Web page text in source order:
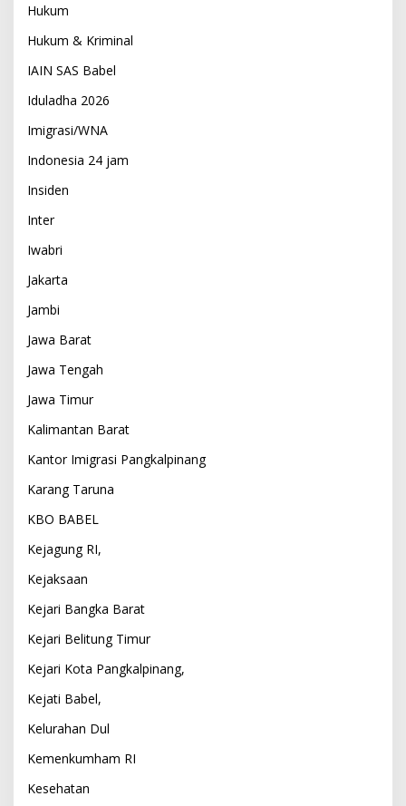
Hukum
Hukum & Kriminal
IAIN SAS Babel
Iduladha 2026
Imigrasi/WNA
Indonesia 24 jam
Insiden
Inter
Iwabri
Jakarta
Jambi
Jawa Barat
Jawa Tengah
Jawa Timur
Kalimantan Barat
Kantor Imigrasi Pangkalpinang
Karang Taruna
KBO BABEL
Kejagung RI,
Kejaksaan
Kejari Bangka Barat
Kejari Belitung Timur
Kejari Kota Pangkalpinang,
Kejati Babel,
Kelurahan Dul
Kemenkumham RI
Kesehatan